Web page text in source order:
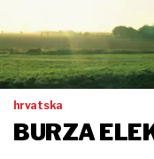
hrvatska
BURZA